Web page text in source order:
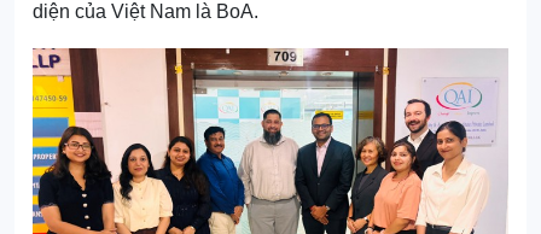
diện của Việt Nam là BoA.